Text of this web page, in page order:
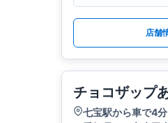
店舗
チョコザップ
七宝駅から車で4分